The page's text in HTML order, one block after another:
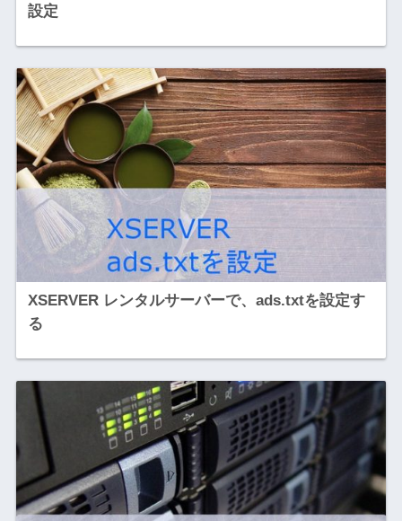
設定
XSERVER レンタルサーバーで、ads.txtを設定す
る